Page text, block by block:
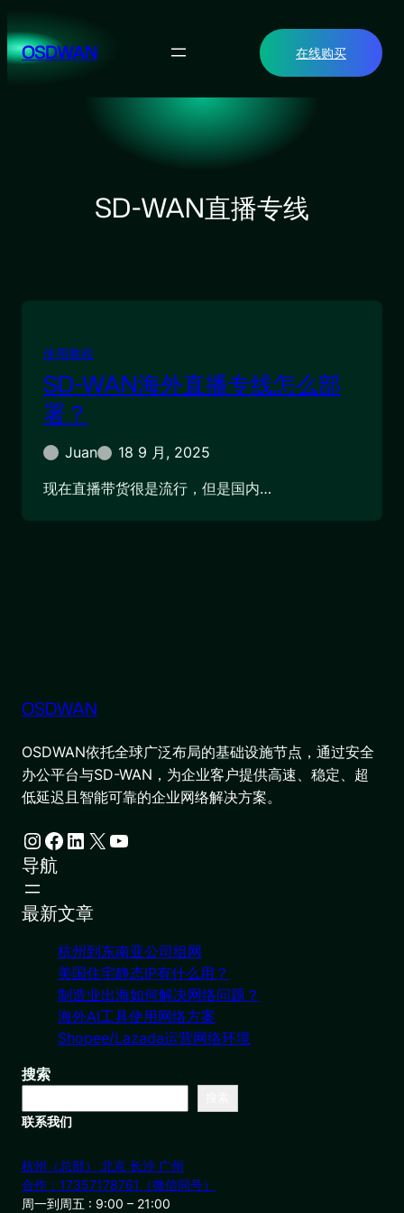
至
内OSDWAN 在线购买
SD-WAN直播专线
使用教程
SD-WAN海外直播专线怎么部
署？
Juan
18 9 月, 2025
现在直播带货很是流行，但是国内…
OSDWAN
OSDWAN依托全球广泛布局的基础设施节点，通过安全
办公平台与SD-WAN，为企业客户提供高速、稳定、超
低延迟且智能可靠的企业网络解决方案。
Instagram Facebook LinkedIn X YouTube
导航
最新文章
杭州到东南亚公司组网
美国住宅静态IP有什么用？
制造业出海如何解决网络问题？
海外AI工具使用网络方案
Shopee/Lazada运营网络环境
搜索
联系我们
杭州（总部） 北京 长沙 广州
合作：17357178761（微信同号）
周一到周五 : 9:00 – 21:00